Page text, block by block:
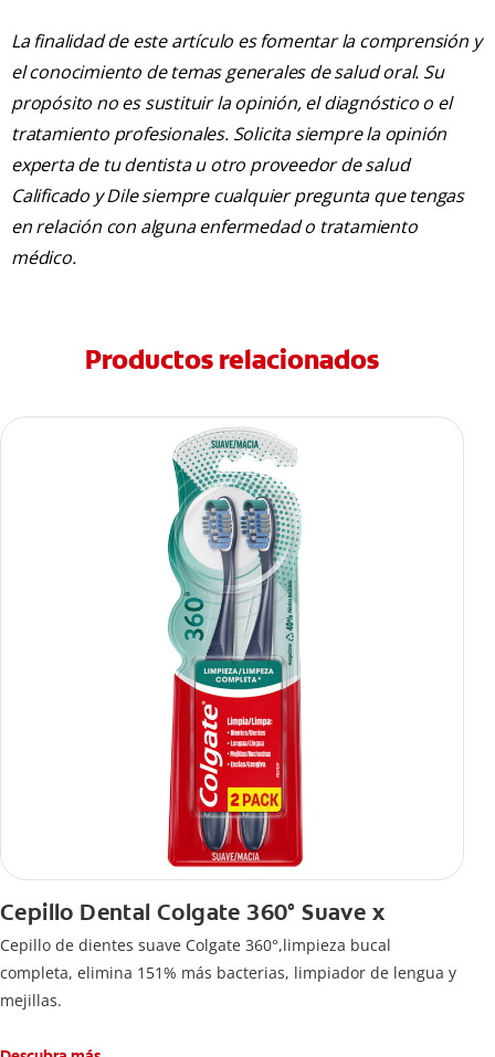
La finalidad de este artículo es fomentar la comprensión y
el conocimiento de temas generales de salud oral. Su
propósito no es sustituir la opinión, el diagnóstico o el
tratamiento profesionales. Solicita siempre la opinión
experta de tu dentista u otro proveedor de salud
Calificado y Dile siempre cualquier pregunta que tengas
en relación con alguna enfermedad o tratamiento
médico.
Productos relacionados
Cepillo Dental Colgate 360° Suave x
Cepillo de dientes suave Colgate 360°,limpieza bucal
completa, elimina 151% más bacterias, limpiador de lengua y
mejillas.